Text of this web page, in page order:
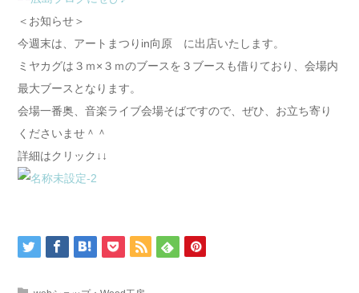
＜お知らせ＞
今週末は、アートまつりin向原 に出店いたします。
ミヤカグは３ｍ×３ｍのブースを３ブースも借りており、会場内
最大ブースとなります。
会場一番奥、音楽ライブ会場そばですので、ぜひ、お立ち寄り
くださいませ＾＾
詳細はクリック↓↓